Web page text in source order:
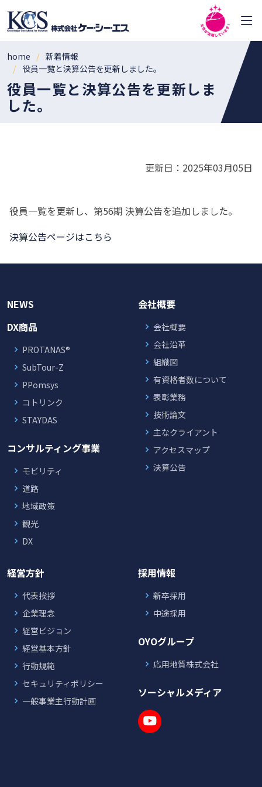
home
新着情報
役員一覧と決算公告を更新しました。
役員一覧と決算公告を更新しま
した。
更新日：2025年03月05日
役員一覧を更新し、第56期 決算公告を追加しました。
決算公告ページはこちら
NEWS
DX商品
PROTANAS®
SubTour-Z
PPomsys
コトリンク
STAYDAS
コンサルティング事業
モビリティ
道路
地域政策
観光
DX
会社概要
会社概要
会社沿革
組織図
有資格者数について
表彰業務
技術論文
主なクライアント
アクセスマップ
決算公告
経営方針
代表挨拶
企業理念
経営ビジョン
経営基本方針
行動規範
セキュリティポリシー
一般事業主行動計画
採用情報
新卒採用
中途採用
OYOグループ
応用地質株式会社
ソーシャルメディア